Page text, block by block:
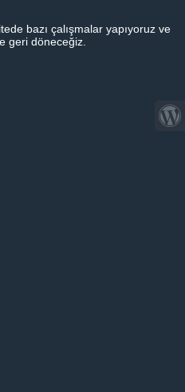
bazı çalışmalar yapıyoruz ve
geri döneceğiz.